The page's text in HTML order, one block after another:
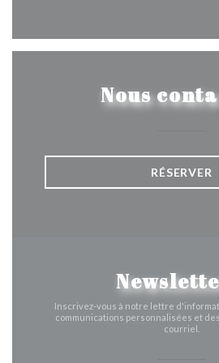
Nous
RÉSERVER
Inscrivez-vous à notre lettre
communications personnalisées et
courriel.